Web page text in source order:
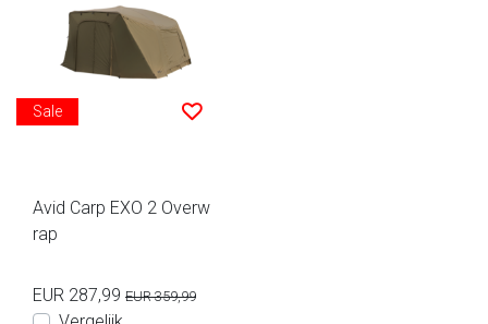
Sale
Avid Carp EXO 2 Overw
rap
EUR 287,99 EUR 359,99